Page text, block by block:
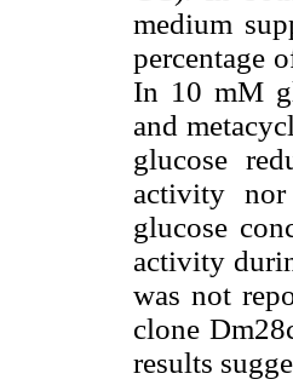
medium
percentage
In 10 mM
and
glucose
activity nor
glucose
activity
was not
clone
results